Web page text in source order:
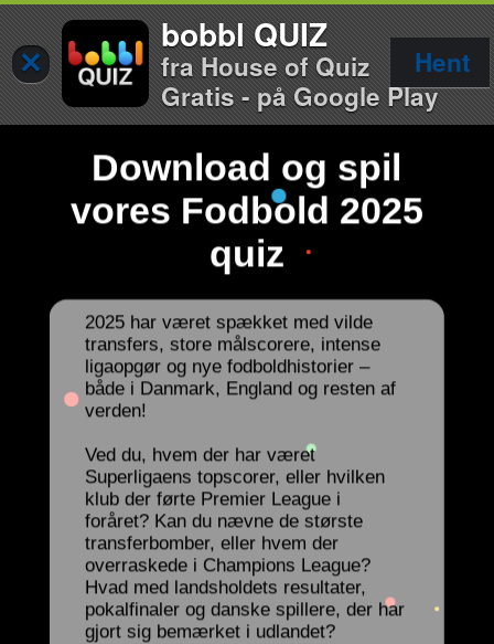
×
bobbl QUIZ
fra House of Quiz
Gratis - på Google Play
Hent
Download og spil
vores Fodbold 2025
quiz
2025 har været spækket med vilde
transfers, store målscorere, intense
ligaopgør og nye fodboldhistorier –
både i Danmark, England og resten af
verden!
Ved du, hvem der har været
Superligaens topscorer, eller hvilken
klub der førte Premier League i
foråret? Kan du nævne de største
transferbomber, eller hvem der
overraskede i Champions League?
Hvad med landsholdets resultater,
pokalfinaler og danske spillere, der har
gjort sig bemærket i udlandet?